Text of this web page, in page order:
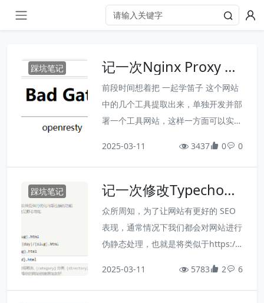
踩坑笔记
记一次Nginx Proxy M
anager部署网站，访问
静态资源报502的问题
前段时间想着把 一起学笛子 这个网站
中的几个工具提取出来，单独开发并部
署一个工具网站，这样一方面可以实现
具），另一方面也可以扩大受众范围
（工具和具体的乐曲无关）。但在测试
通过 Nginx Proxy Manager（我一直
问，但访问js、css、png、svg等这种
静态资源文件时，却始终报 502 的错
2025-03-11 3437 0 0
踩坑笔记
记一次修改Typecho永
久链接地址重写规则，
导致网站降权的坑
众所周知，为了让网站有更好的 SEO
表现，通常情况下我们都会对网站进行
伪静态处理，也就是将类似于https://e
这样的网址重写成https://example.co
m/a/b.html的形式，让访问者使用起
2025-03-11 5783 2 6